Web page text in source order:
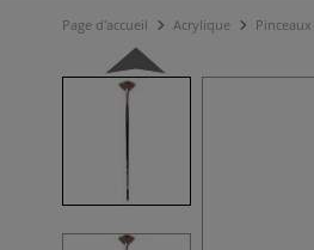
Page d'accueil Acrylique